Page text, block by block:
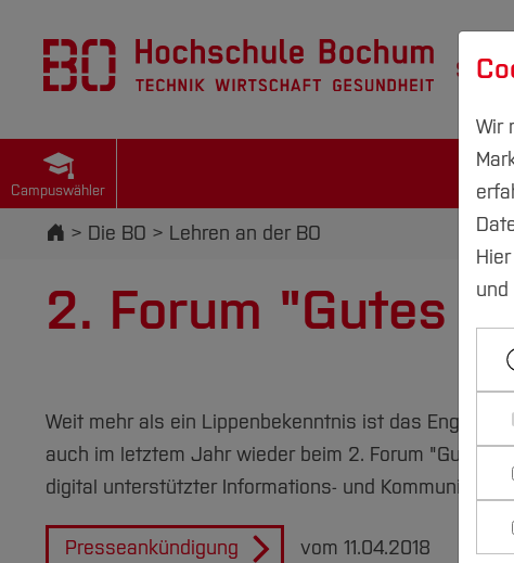
Campuswähler
Startseite
Die BO Lehren an der BO
2. Forum "Gutes
Weit mehr als ein Lippenbekenntnis ist das
auch im letztem Jahr wieder beim 2. Forum "Gutes
digital unterstützter Informations- und
Presseankündigung vom 11.04.2018
Wir